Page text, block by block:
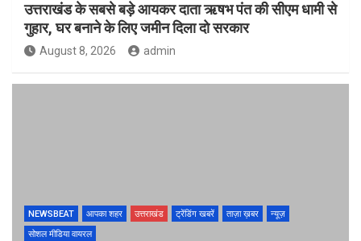
उत्तराखंड के सबसे बड़े आयकर दाता ऋषभ पंत की सीएम धामी से
गुहार, घर बनाने के लिए जमीन दिला दो सरकार
August 8, 2026 admin
NEWSBEAT आपका शहर उत्तराखंड ट्रेंडिंग खबरें ताज़ा ख़बर
न्यूज़
सोशल मीडिया वायरल